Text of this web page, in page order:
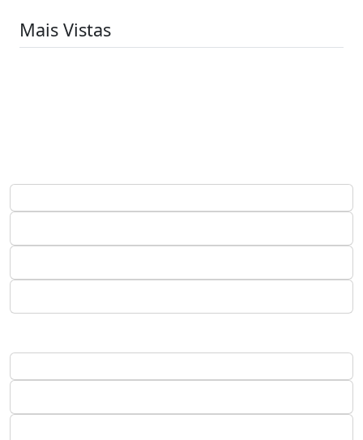
Mais Vistas